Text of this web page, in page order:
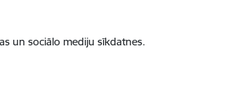
un sociālo mediju sīkdatnes.